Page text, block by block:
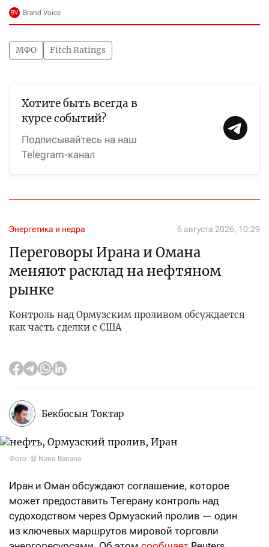
МФО Fitch Ratings
Хотите быть всегда в
курсе событий?
Подписывайтесь на наш
Telegram-канал
Энергетика и недра 6 августа 2026, 10:29
Переговоры Ирана и Омана
меняют расклад на нефтяном
рынке
Контроль над Ормузским проливом обсуждается
как часть сделки с США
Бекбосын Токтар
Фото: © Nano Banana
Иран и Оман обсуждают соглашение, которое
может предоставить Тегерану контроль над
судоходством через Ормузский пролив — один
из ключевых маршрутов мировой торговли